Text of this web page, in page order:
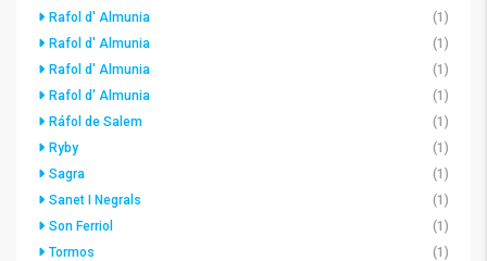
Rafol d' Almunia
(1)
Rafol d' Almunia
(1)
Rafol d' Almunia
(1)
Rafol d' Almunia
(1)
Ráfol de Salem
(1)
Ryby
(1)
Sagra
(1)
Sanet I Negrals
(1)
Son Ferriol
(1)
Tormos
(1)